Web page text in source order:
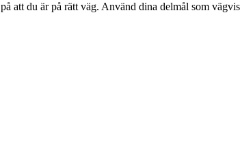
att du är på rätt väg. Använd dina delmål som